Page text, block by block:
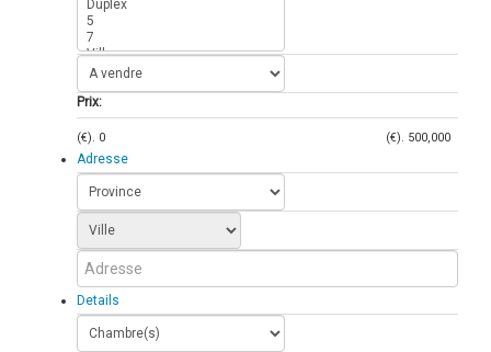
Prix:
(€). 0 (€). 500,000
Adresse
Details